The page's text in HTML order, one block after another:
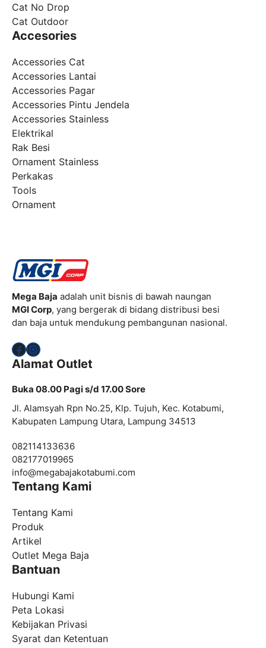
Cat No Drop
Cat Outdoor
Accesories
Accessories Cat
Accessories Lantai
Accessories Pagar
Accessories Pintu Jendela
Accessories Stainless
Elektrikal
Rak Besi
Ornament Stainless
Perkakas
Tools
Ornament
Mega Baja adalah unit bisnis di bawah naungan
MGI Corp, yang bergerak di bidang distribusi besi
dan baja untuk mendukung pembangunan nasional.
Facebook
Instagram
Alamat Outlet
Buka 08.00 Pagi s/d 17.00 Sore
Jl. Alamsyah Rpn No.25, Klp. Tujuh, Kec. Kotabumi,
Kabupaten Lampung Utara, Lampung 34513
082114133636
082177019965
info@megabajakotabumi.com
Tentang Kami
Tentang Kami
Produk
Artikel
Outlet Mega Baja
Bantuan
Hubungi Kami
Peta Lokasi
Kebijakan Privasi
Syarat dan Ketentuan